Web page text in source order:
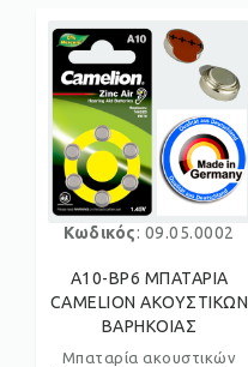
Κωδικός: 09.05.0002
A10-BP6 ΜΠΑΤΑΡΙΑ
CAMELION ΑΚΟΥΣΤΙΚΩΝ
ΒΑΡΗΚΟΙΑΣ
Μπαταρία ακουστικών